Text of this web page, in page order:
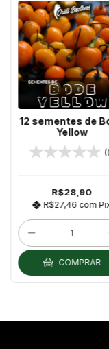
12 sementes de
Yellow
R$28,90
R$27,46 com
COMPRAR